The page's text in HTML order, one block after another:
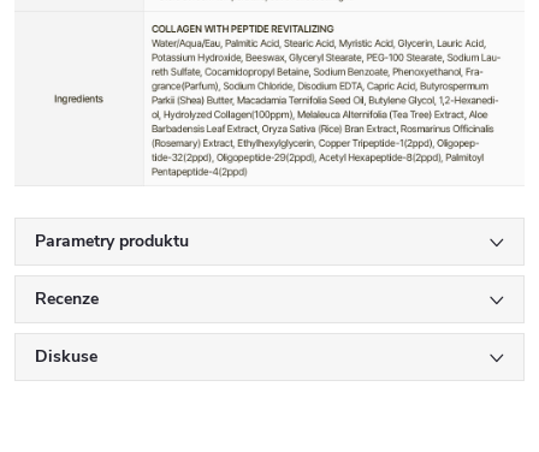
Parametry produktu
Recenze
Diskuse